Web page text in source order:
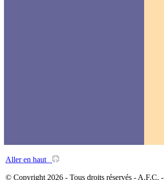
Aller en haut
© Copyright 2026 - Tous droits réservés - A.F.C. -